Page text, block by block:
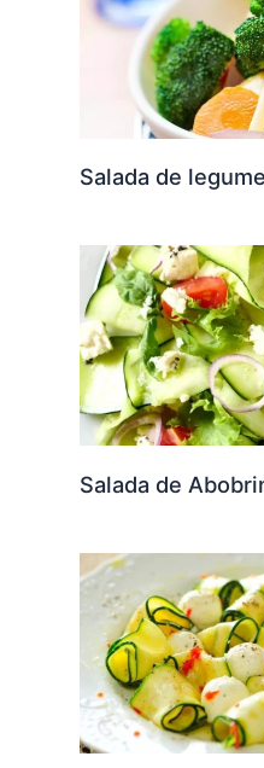
Salada de
Salada de